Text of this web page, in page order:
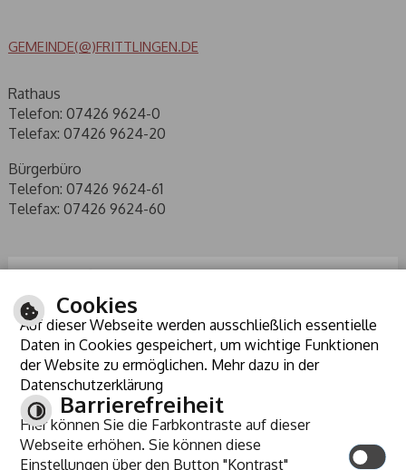
GEMEINDE(@)FRITTLINGEN.DE
Rathaus
Telefon: 07426 9624-0
Telefax: 07426 9624-20
Bürgerbüro
Telefon: 07426 9624-61
Telefax: 07426 9624-60
ANREISE
KONTRAST
Cookies
Auf dieser Webseite werden ausschließlich essentielle
Daten in Cookies gespeichert, um wichtige Funktionen
der Website zu ermöglichen. Mehr dazu in der
Datenschutzerklärung
Barrierefreiheit
Hier können Sie die Farbkontraste auf dieser
Webseite erhöhen. Sie können diese
Einstellungen über den Button "Kontrast"